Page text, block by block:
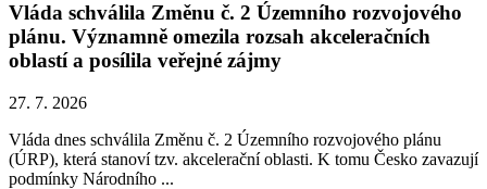
Vláda schválila Změnu č. 2 Územního rozvojového
plánu. Významně omezila rozsah akceleračních
oblastí a posílila veřejné zájmy
27. 7. 2026
Vláda dnes schválila Změnu č. 2 Územního rozvojového plánu
(ÚRP), která stanoví tzv. akcelerační oblasti. K tomu Česko zavazují
podmínky Národního ...